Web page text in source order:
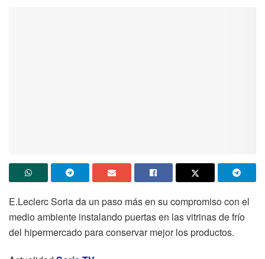
E.Leclerc Soria da un paso más en su compromiso con el
medio ambiente instalando puertas en las vitrinas de frío
del hipermercado para conservar mejor los productos.